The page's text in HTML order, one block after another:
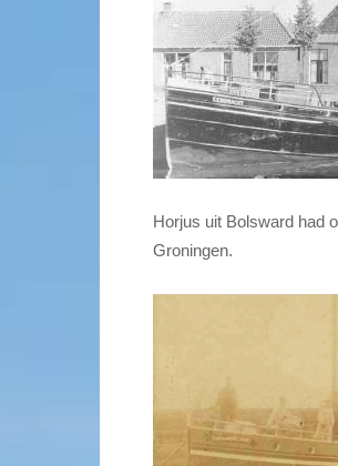
Horjus uit Bolsward had
Groningen.